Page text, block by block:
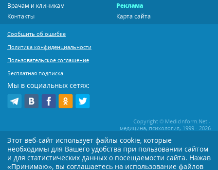
Врачам и клиникам
Реклама
Контакты
Карта сайта
Сообщить об ошибке
Политика конфиденциальности
Пользовательское соглашение
Бесплатная подписка
Мы в социальных сетях:
Copyright © MedicInform.Net -
медицина, психология, 1999 - 2026
Копирование или иное распространение статей нашего сайта строго
воспрещается. Копирование раздела "Новости" допускается при наличии
активной открытой для поисковиков ссылки на MedicInform.Net
Этот веб-сайт использует файлы cookie, которые
необходимы для Вашего удобства при пользовании сайтом
и для статистических данных о посещаемости сайта. Нажав
«Принимаю», вы соглашаетесь на использование файлов